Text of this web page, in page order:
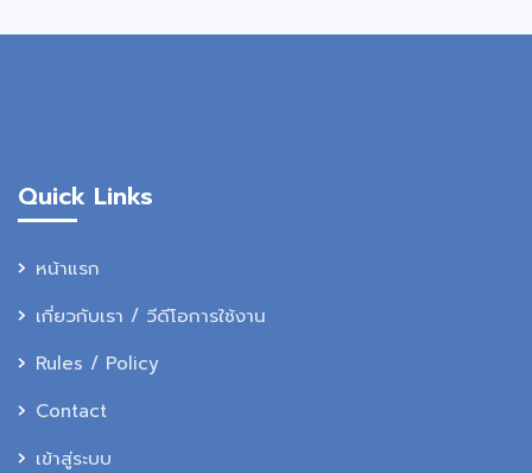
Quick Links
หน้าแรก
เกี่ยวกับเรา / วีดีโอการใช้งาน
Rules / Policy
Contact
เข้าสู่ระบบ